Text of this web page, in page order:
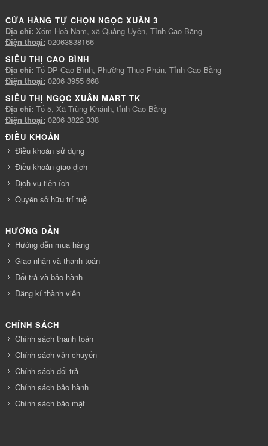
CỬA HÀNG TỰ CHỌN NGỌC XUÂN 3
Địa chỉ: Xóm Hoà Nam, xã Quảng Uyên, Tỉnh Cao Bằng
Điện thoại: 02063838166
SIÊU THỊ CAO BÌNH
Địa chỉ: Tổ DP Cao Bình, Phường Thục Phán, Tỉnh Cao Bằng
Điện thoại: 0206 3955 668
SIÊU THỊ NGỌC XUÂN MART TK
Địa chỉ: Tổ 5, Xã Trùng Khánh, tỉnh Cao Bằng
Điện thoại: 0206 3822 338
ĐIỀU KHOẢN
Điều khoản sử dụng
Điều khoản giao dịch
Dịch vụ tiện ích
Quyền sở hữu trí tuệ
HƯỚNG DẪN
Hướng dẫn mua hàng
Giao nhận và thanh toán
Đổi trả và bảo hành
Đăng kí thành viên
CHÍNH SÁCH
Chính sách thanh toán
Chính sách vận chuyển
Chính sách đổi trả
Chính sách bảo hành
Chính sách bảo mật